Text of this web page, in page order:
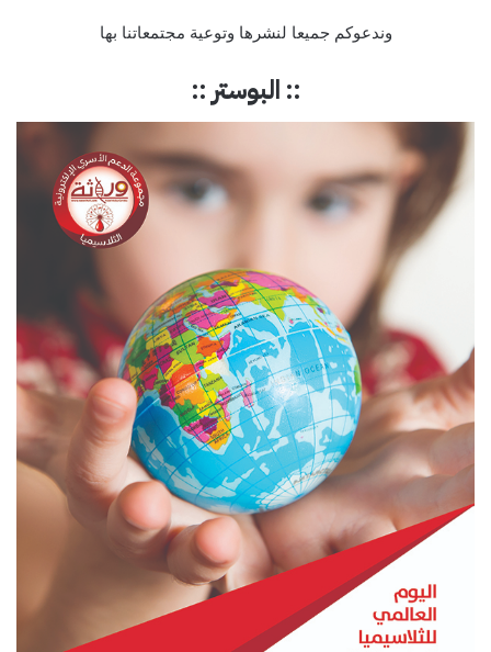
وندعوكم جميعا لنشرها وتوعية مجتمعاتنا بها
:: البوستر ::